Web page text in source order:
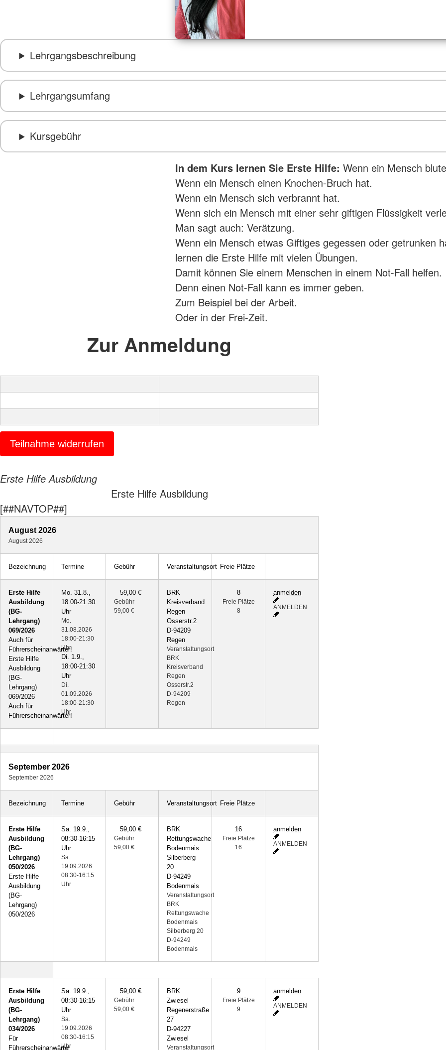
Lehrgangsbeschreibung
Lehrgangsumfang
Kursgebühr
In dem Kurs lernen Sie Erste Hilfe: Wenn ein Mensch
Wenn ein Mensch einen Knochen-Bruch hat.
Wenn ein Mensch sich verbrannt hat.
Wenn sich ein Mensch mit einer sehr giftigen Flüssigkeit
Man sagt auch: Verätzung.
Wenn ein Mensch etwas Giftiges gegessen oder getrunken
lernen die Erste Hilfe mit vielen Übungen.
Damit können Sie einem Menschen in einem Not-Fall helfen.
Denn einen Not-Fall kann es immer geben.
Zum Beispiel bei der Arbeit.
Oder in der Frei-Zeit.
Zur Anmeldung
Teilnahme widerrufen
Erste Hilfe Ausbildung
Erste Hilfe Ausbildung
[##NAVTOP##]
August 2026
August 2026
Bezeichnung Termine Gebühr Veranstaltungsort Freie Plätze
Erste Hilfe
Ausbildung
(BG-
Lehrgang)
069/2026
Auch für
Führerscheinanwärter!
Erste Hilfe
Ausbildung
(BG-
Lehrgang)
069/2026
Auch für
Führerscheinanwärter!
Mo. 31.8.,
18:00-21:30
Uhr
Mo.
31.08.2026
18:00-21:30
Uhr
Di. 1.9.,
18:00-21:30
Uhr
Di.
01.09.2026
18:00-21:30
Uhr
59,00 €
Gebühr
59,00 €
BRK
Kreisverband
Regen
Osserstr.2
D-94209
Regen
Veranstaltungsort
BRK
Kreisverband
Regen
Osserstr.2
D-94209
Regen
8
Freie Plätze
8
anmelden
ANMELDEN
September 2026
September 2026
Bezeichnung Termine Gebühr Veranstaltungsort Freie Plätze
Erste Hilfe
Ausbildung
(BG-
Lehrgang)
050/2026
Erste Hilfe
Ausbildung
(BG-
Lehrgang)
050/2026
Sa. 19.9.,
08:30-16:15
Uhr
Sa.
19.09.2026
08:30-16:15
Uhr
59,00 €
Gebühr
59,00 €
BRK
Rettungswache
Bodenmais
Silberberg
20
D-94249
Bodenmais
Veranstaltungsort
BRK
Rettungswache
Bodenmais
Silberberg 20
D-94249
Bodenmais
16
Freie Plätze
16
anmelden
ANMELDEN
Erste Hilfe
Ausbildung
(BG-
Lehrgang)
034/2026
Für
Führerscheinanwärter
Sa. 19.9.,
08:30-16:15
Uhr
Sa.
19.09.2026
08:30-16:15
Uhr
59,00 €
Gebühr
59,00 €
BRK
Zwiesel
Regenerstraße
27
D-94227
Zwiesel
Veranstaltungsort
9
Freie Plätze
9
anmelden
ANMELDEN